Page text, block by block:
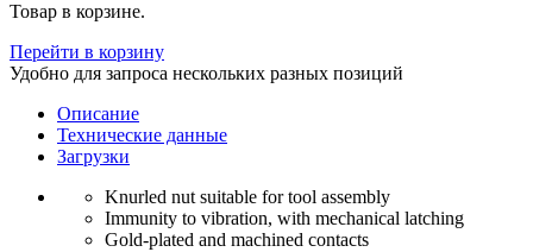
Товар в корзине.
Перейти в корзину
Удобно для запроса нескольких разных позиций
Описание
Технические данные
Загрузки
Knurled nut suitable for tool assembly
Immunity to vibration, with mechanical latching
Gold-plated and machined contacts